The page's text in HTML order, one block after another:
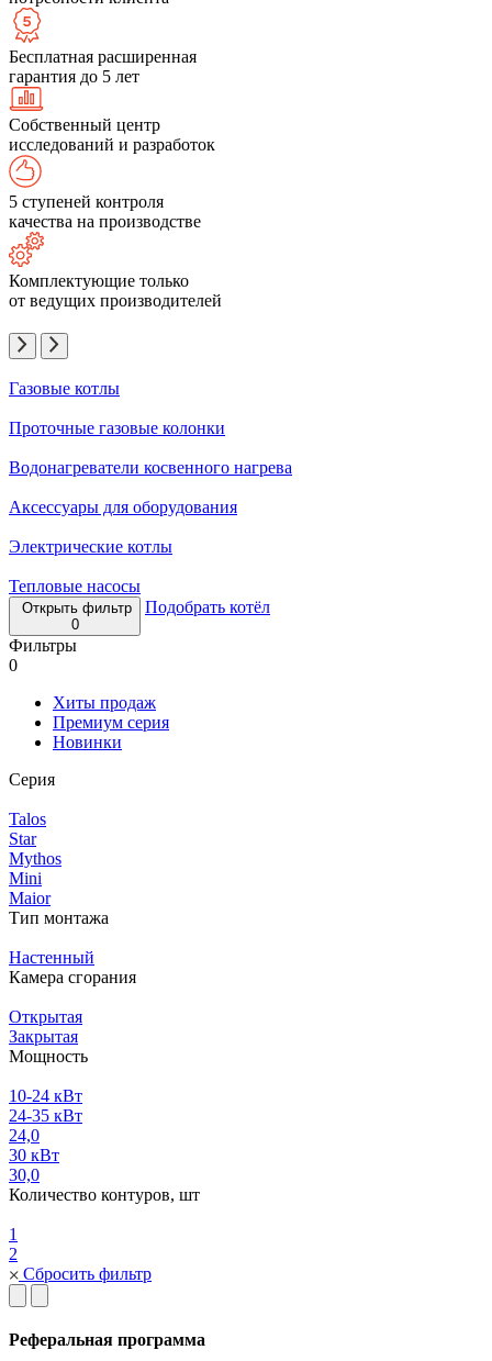
Бесплатная расширенная
гарантия до 5 лет
Собственный центр
исследований и разработок
5 ступеней контроля
качества на производстве
Комплектующие только
от ведущих производителей
Газовые котлы
Проточные газовые колонки
Водонагреватели косвенного нагрева
Аксессуары для оборудования
Электрические котлы
Тепловые насосы
Открыть фильтр
0
Подобрать котёл
Фильтры
0
Хиты продаж
Премиум серия
Новинки
Серия
Talos
Star
Mythos
Mini
Maior
Тип монтажа
Настенный
Камера сгорания
Открытая
Закрытая
Мощность
10-24 кВт
24-35 кВт
24,0
30 кВт
30,0
Количество контуров, шт
1
2
Сбросить фильтр
Реферальная программа